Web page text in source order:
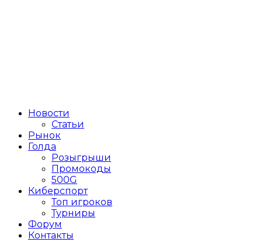
Новости
Статьи
Рынок
Голда
Розыгрыши
Промокоды
500G
Киберспорт
Топ игроков
Турниры
Форум
Контакты